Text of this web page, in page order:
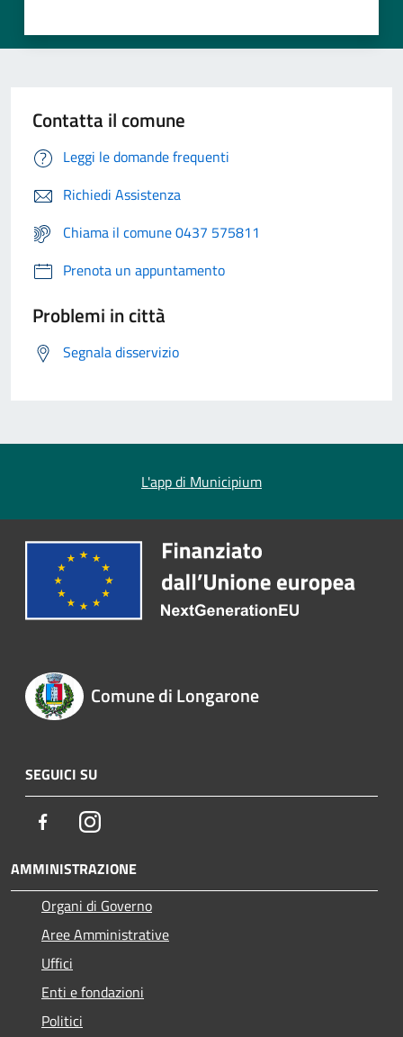
Contatta il comune
Leggi le domande frequenti
Richiedi Assistenza
Chiama il comune 0437 575811
Prenota un appuntamento
Problemi in città
Segnala disservizio
L'app di Municipium
Comune di Longarone
SEGUICI SU
FacebookInstagram
AMMINISTRAZIONE
Organi di Governo
Aree Amministrative
Uffici
Enti e fondazioni
Politici